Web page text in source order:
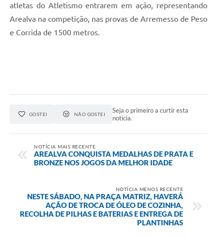
atletas do Atletismo entrarem em ação, representando
Arealva na competição, nas provas de Arremesso de Peso
e Corrida de 1500 metros.
GOSTEI NÃO GOSTEI
Seja o primeiro a curtir esta
notícia.
NOTÍCIA MAIS RECENTE
AREALVA CONQUISTA MEDALHAS DE PRATA E
BRONZE NOS JOGOS DA MELHOR IDADE
NOTÍCIA MENOS RECENTE
NESTE SÁBADO, NA PRAÇA MATRIZ, HAVERÁ
AÇÃO DE TROCA DE ÓLEO DE COZINHA,
RECOLHA DE PILHAS E BATERIAS E ENTREGA DE
PLANTINHAS